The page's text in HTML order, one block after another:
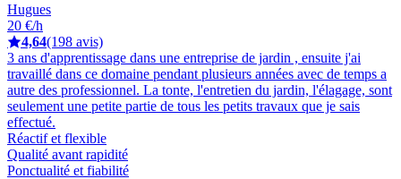
Hugues
20 €/h
4,64(198 avis)
3 ans d'apprentissage dans une entreprise de jardin , ensuite j'ai
travaillé dans ce domaine pendant plusieurs années avec de temps a
autre des professionnel. La tonte, l'entretien du jardin, l'élagage, sont
seulement une petite partie de tous les petits travaux que je sais
effectué.
Réactif et flexible
Qualité avant rapidité
Ponctualité et fiabilité